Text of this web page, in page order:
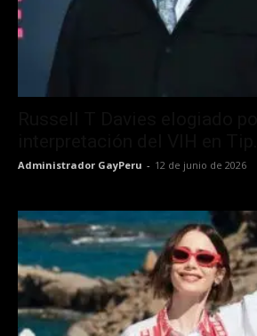
Administrador GayPeru - 12 de junio de 2026